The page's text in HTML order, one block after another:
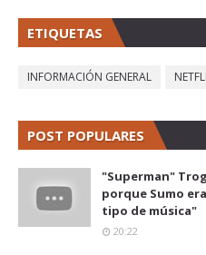
ETIQUETAS
INFORMACIÓN GENERAL
POST POPULARES
"Superman"
porque Sumo
tipo de música"
20:22